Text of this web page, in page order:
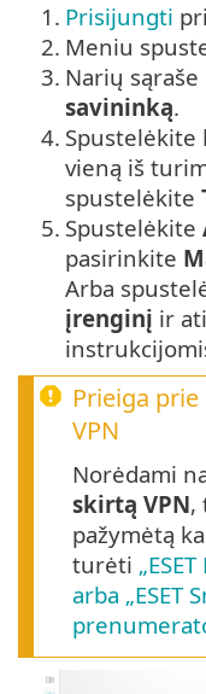
1. Prisijungti
2. Meniu
3. Narių
savininką.
4. Spustelėkite
vieną iš
spustelėkite
5. Spustelėkite
pasirinkite
Arba
įrenginį ir
Prieiga
VPN
Norėdami
skirtą VPN,
pažymėtą
turėti
arba „ESET